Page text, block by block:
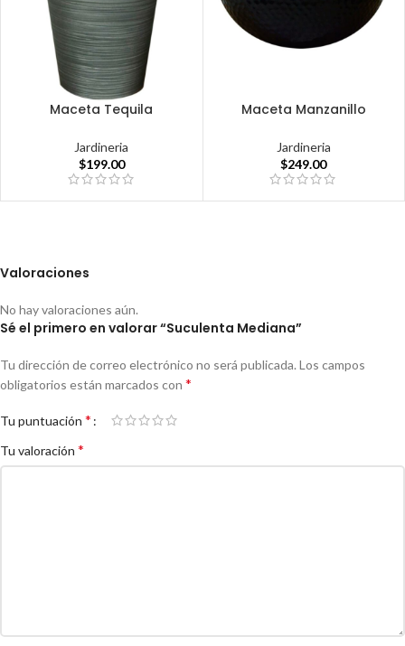
Maceta Tequila
Jardineria
$199.00
Maceta Manzanillo
Jardineria
$249.00
Valoraciones
No hay valoraciones aún.
Sé el primero en valorar “Suculenta Mediana”
Tu dirección de correo electrónico no será publicada. Los campos
obligatorios están marcados con *
Tu puntuación *
Tu valoración *